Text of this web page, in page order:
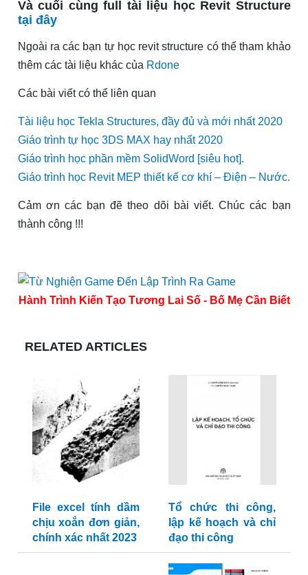
Và cuối cùng full tài liệu học Revit Structure
tại đây
Ngoài ra các bạn tự học revit structure có thể tham khảo
thêm các tài liệu khác của Rdone
Các bài viết có thể liên quan
Tài liệu học Tekla Structures, đầy đủ và mới nhất 2020
Giáo trình tự học 3DS MAX hay nhất 2020
Giáo trình học phần mềm SolidWord [siêu hot].
Giáo trình học Revit MEP thiết kế cơ khí – Điện – Nước.
Cảm ơn các bạn đẽ theo dõi bài viết. Chúc các bạn
thành công !!!
Hành Trình Kiến Tạo Tương Lai Số - Bố Mẹ Cần Biết
RELATED ARTICLES
File excel tính dầm
chịu xoắn đơn giản,
chính xác nhất 2023
Tổ chức thi công,
lập kế hoạch và chỉ
đạo thi công